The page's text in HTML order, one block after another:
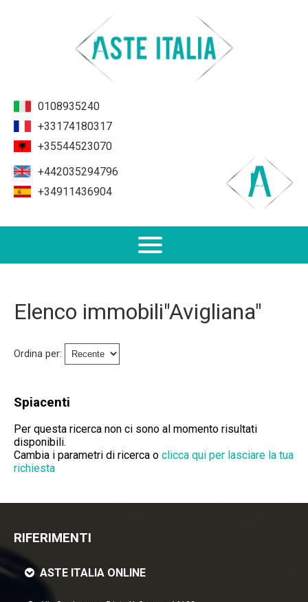
0108935240
+33174180317
+35544523070
+442035294796
+34911436904
Immobili Preasta
Immobili All'asta
Servizi
Elenco immobili"Avigliana"
Ordina per:
Spiacenti
Per questa ricerca non ci sono al momento risultati
disponibili.
Cambia i parametri di ricerca o clicca qui per lasciare la tua
richiesta
RIFERIMENTI
ASTE ITALIA ONLINE